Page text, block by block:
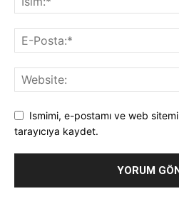
Ismimi, e-postamı ve web
tarayıcıya kaydet.